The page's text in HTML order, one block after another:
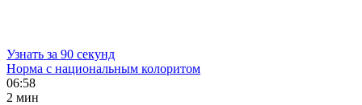
Узнать за 90 секунд
Норма с национальным колоритом
06:58
2 мин